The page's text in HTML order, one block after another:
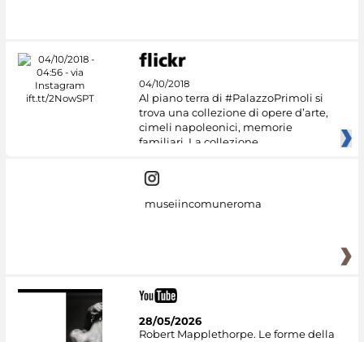
04/10/2018
Al piano terra di #PalazzoPrimoli si
trova una collezione di opere d’arte,
cimeli napoleonici, memorie
familiari. La collezione
museiincomuneroma
28/05/2026
Robert Mapplethorpe. Le forme della